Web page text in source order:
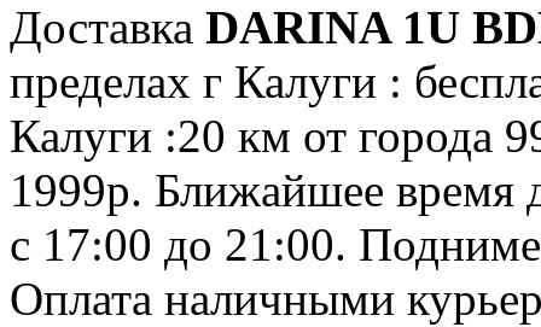
Доставка DARINA 1U
пределах г Калуги :
Калуги :20 км от города
1999р. Ближайшее время
с 17:00 до 21:00.
Оплата наличными